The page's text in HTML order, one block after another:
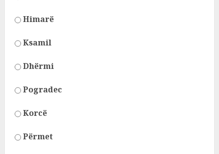
Himarë
Ksamil
Dhërmi
Pogradec
Korcë
Përmet